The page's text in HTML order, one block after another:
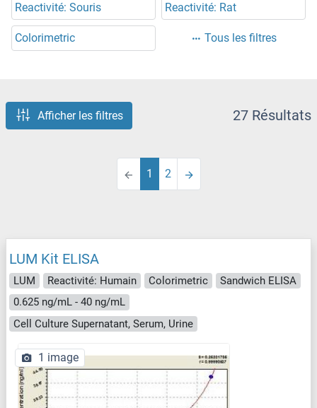
Reactivité: Souris Reactivité: Rat
Colorimetric Tous les filtres
Afficher les filtres 27 Résultats
1 2
LUM Kit ELISA
LUM Reactivité: Humain Colorimetric
Sandwich ELISA
0.625 ng/mL - 40 ng/mL
Cell Culture Supernatant, Serum, Urine
1 image